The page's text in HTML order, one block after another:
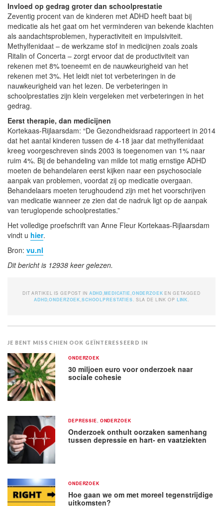
Invloed op gedrag groter dan schoolprestatie
Zeventig procent van de kinderen met ADHD heeft baat bij
medicatie als het gaat om het verminderen van bekende klachten
als aandachtsproblemen, hyperactiviteit en impulsiviteit.
Methylfenidaat – de werkzame stof in medicijnen zoals zoals
Ritalin of Concerta – zorgt ervoor dat de productiviteit van
rekenen met 8% toeneemt en de nauwkeurigheid van het
rekenen met 3%. Het leidt niet tot verbeteringen in de
nauwkeurigheid van het lezen. De verbeteringen in
schoolprestaties zijn klein vergeleken met verbeteringen in het
gedrag.
Eerst therapie, dan medicijnen
Kortekaas-Rijlaarsdam: “De Gezondheidsraad rapporteert in 2014
dat het aantal kinderen tussen de 4-18 jaar dat methylfenidaat
kreeg voorgeschreven sinds 2003 is toegenomen van 1% naar
ruim 4%. Bij de behandeling van milde tot matig ernstige ADHD
moeten de behandelaren eerst kijken naar een psychosociale
aanpak van problemen, voordat zij op medicatie overgaan.
Behandelaars moeten terughoudend zijn met het voorschrijven
van medicatie wanneer ze zien dat de nadruk ligt op de aanpak
van teruglopende schoolprestaties.”
Het volledige proefschrift van Anne Fleur Kortekaas-Rijlaarsdam
vindt u hier.
Bron: vu.nl
Dit bericht is 12938 keer gelezen.
DIT ARTIKEL IS GEPOST IN ADHD ,MEDICATIE ONDERZOEK EN GETAGGED
ADHD ,ONDERZOEK SCHOOLPRESTATIES . SLA DE LINK OP LINK
JE BENT MISSCHIEN OOK GEÏNTERESSEERD IN
ONDERZOEK
30 miljoen euro voor onderzoek naar
sociale cohesie
DEPRESSIE ONDERZOEK
Onderzoek onthult oorzaken samenhang
tussen depressie en hart- en vaatziekten
ONDERZOEK
Hoe gaan we om met moreel tegenstrijdige
uitkomsten?